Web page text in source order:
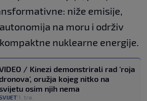
niže emisije,
na moru i održiv
nuklearne energije.
/ Kinezi demonstrirali rad 'roja
oružja kojeg nitko na
osim njih nema
1. tra.